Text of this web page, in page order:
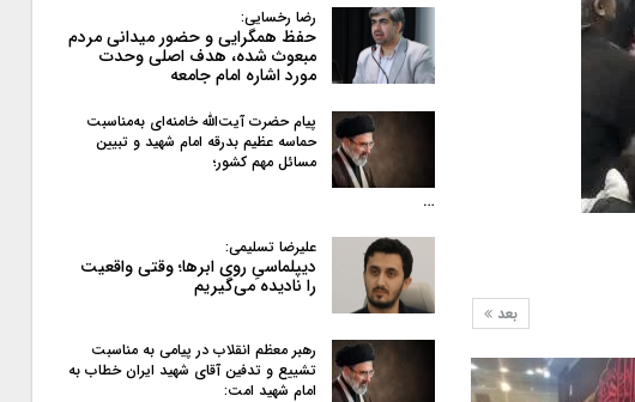
بعد
رضا رخسایی:
حفظ همگرایی و حضور میدانی مردم
مبعوث شده، هدف اصلی وحدت
مورد اشاره امام جامعه
پیام حضرت آیت‌الله خامنه‌ای به‌مناسبت
حماسه عظیم بدرقه امام شهید و تبیین
مسائل مهم کشور؛
…
علیرضا تسلیمی:
دیپلماسیِ روی ابرها؛ وقتی واقعیت
را نادیده می‌گیریم
رهبر معظم انقلاب در پیامی به‌ مناسبت
تشییع و تدفین آقای شهید ایران خطاب به
امام شهید امت: